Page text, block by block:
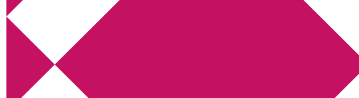
Annikas litteratur- och kulturblogg